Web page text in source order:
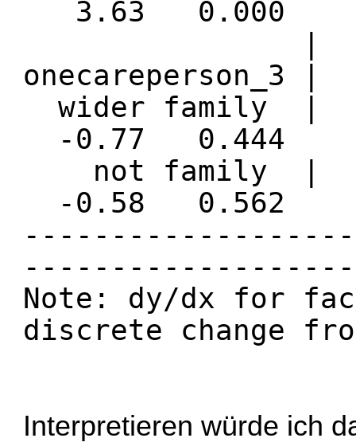
3.63 0.000
|
onecareperson_3 |
wider family | -
-0.77 0.444 -
not family | -
-0.58 0.562 -
Note: dy/dx for
discrete change
Interpretieren würde ich